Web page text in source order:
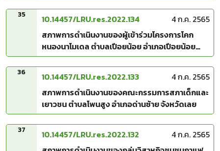
35 10.14457/LRU.res.2022.134
4 ก.ค. 2565
สภาพการดำเนินงานของผู้เข้าร่วมโครงการโคก
หนองนาโมเดล ตำบลเปือยน้อย อำเภอเปือยน้อย
จังหวัดขอนแก่น
36 10.14457/LRU.res.2022.133
4 ก.ค. 2565
สภาพการดำเนินงานของคณะกรรมการสภาเด็กและ
เยาวชน ตำบลโพนสูง อำเภอด่านซ้าย จังหวัดเลย
37 10.14457/LRU.res.2022.132
4 ก.ค. 2565